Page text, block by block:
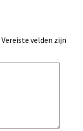
Vereiste velden zijn